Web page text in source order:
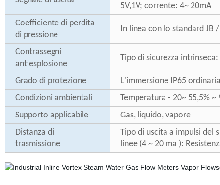
5V,1V; corrente: 4~ 20mA
Coefficiente di perdita
di pressione
In linea con lo standard JB
Contrassegni
antiesplosione
Tipo di sicurezza intrinseca:
Grado di protezione
L'immersione IP65
Condizioni ambientali
Temperatura - 20~ 55,5%
Supporto applicabile
Gas, liquido, vapore
Distanza di
trasmissione
Tipo di uscita a impulsi del
linee (4 ~ 20 ma ):